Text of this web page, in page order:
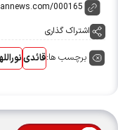
اشتراک گذاری
برچسب ها:قائدینوراللهی